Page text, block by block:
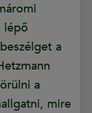
lépő
a
a
mire